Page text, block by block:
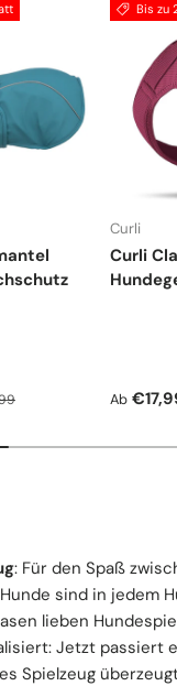
Preis
Bis zu
Curli
Curli
Ab
: Für den Spaß
sind in jedem
lieben
Jetzt passiert
Spielzeug